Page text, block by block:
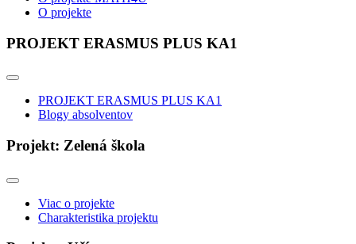
O projekte
PROJEKT ERASMUS PLUS KA1
PROJEKT ERASMUS PLUS KA1
Blogy absolventov
Projekt: Zelená škola
Viac o projekte
Charakteristika projektu